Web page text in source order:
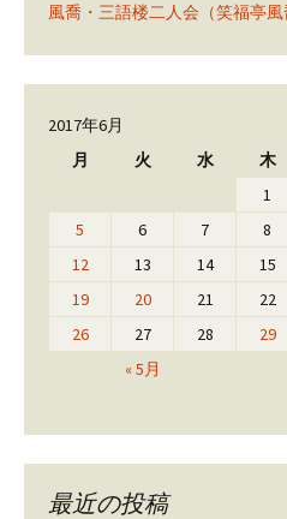
風喬・三語楼二人会（笑福亭風
2017年6月
月
火 水 木
« 5月
1
5
6 7 8
12
13 14 15
19
20 21 22
26
27 28 29
最近の投稿